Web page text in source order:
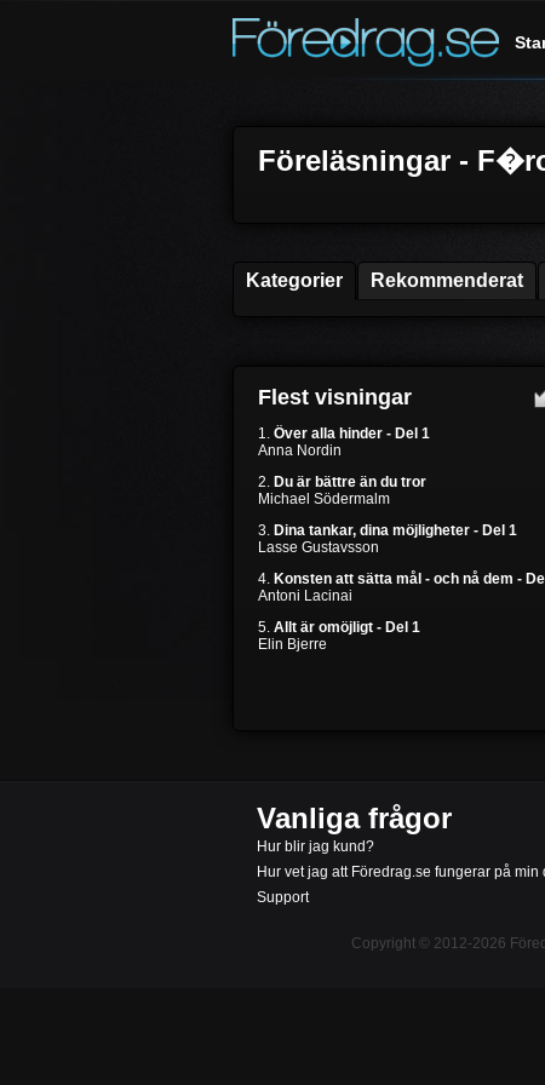
Föreläsningar -
Kategorier Rekommenderat
Flest visningar
1. Över alla hinder - Del 1
Anna Nordin
2. Du är bättre än du tror
Michael Södermalm
3. Dina tankar, dina möjligheter - Del 1
Lasse Gustavsson
4. Konsten att sätta mål - och nå dem -
Antoni Lacinai
5. Allt är omöjligt - Del 1
Elin Bjerre
Vanliga frågor
Hur blir jag kund?
Hur vet jag att Föredrag.se fungerar på min
Support
Copyright © 2012-2026